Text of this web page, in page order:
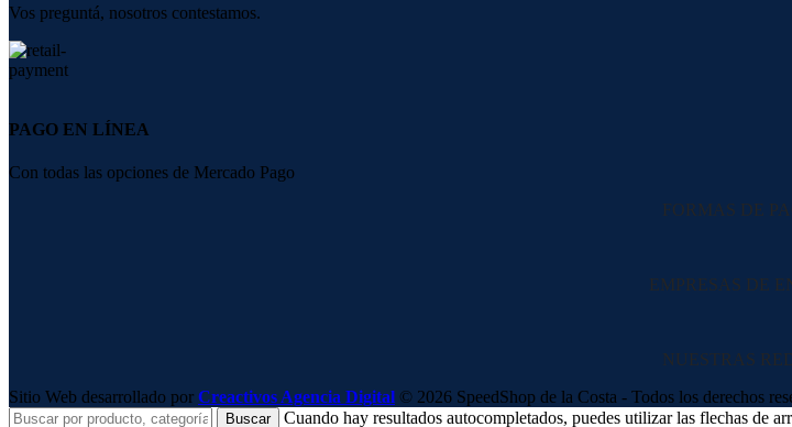
Vos preguntá, nosotros contestamos.
PAGO EN LÍNEA
Con todas las opciones de Mercado Pago
FORMAS DE
EMPRESAS DE
NUESTRAS
Sitio Web desarrollado por Creactivos Agencia Digital © 2026 SpeedShop de la Costa - Todos los derechos
Buscar Cuando hay resultados autocompletados, puedes utilizar las flechas de